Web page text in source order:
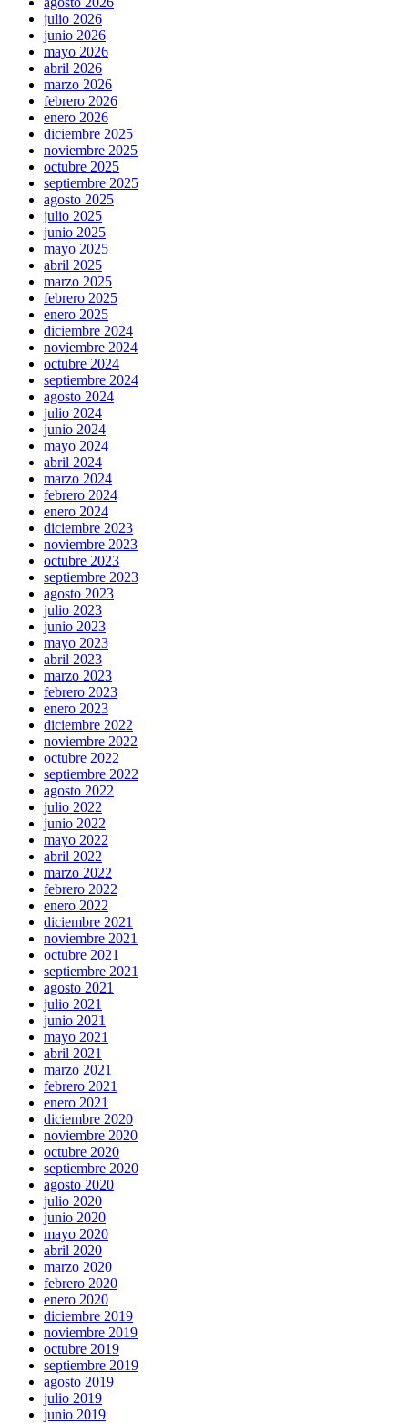
julio 2026
junio 2026
mayo 2026
abril 2026
marzo 2026
febrero 2026
enero 2026
diciembre 2025
noviembre 2025
octubre 2025
septiembre 2025
agosto 2025
julio 2025
junio 2025
mayo 2025
abril 2025
marzo 2025
febrero 2025
enero 2025
diciembre 2024
noviembre 2024
octubre 2024
septiembre 2024
agosto 2024
julio 2024
junio 2024
mayo 2024
abril 2024
marzo 2024
febrero 2024
enero 2024
diciembre 2023
noviembre 2023
octubre 2023
septiembre 2023
agosto 2023
julio 2023
junio 2023
mayo 2023
abril 2023
marzo 2023
febrero 2023
enero 2023
diciembre 2022
noviembre 2022
octubre 2022
septiembre 2022
agosto 2022
julio 2022
junio 2022
mayo 2022
abril 2022
marzo 2022
febrero 2022
enero 2022
diciembre 2021
noviembre 2021
octubre 2021
septiembre 2021
agosto 2021
julio 2021
junio 2021
mayo 2021
abril 2021
marzo 2021
febrero 2021
enero 2021
diciembre 2020
noviembre 2020
octubre 2020
septiembre 2020
agosto 2020
julio 2020
junio 2020
mayo 2020
abril 2020
marzo 2020
febrero 2020
enero 2020
diciembre 2019
noviembre 2019
octubre 2019
septiembre 2019
agosto 2019
julio 2019
junio 2019